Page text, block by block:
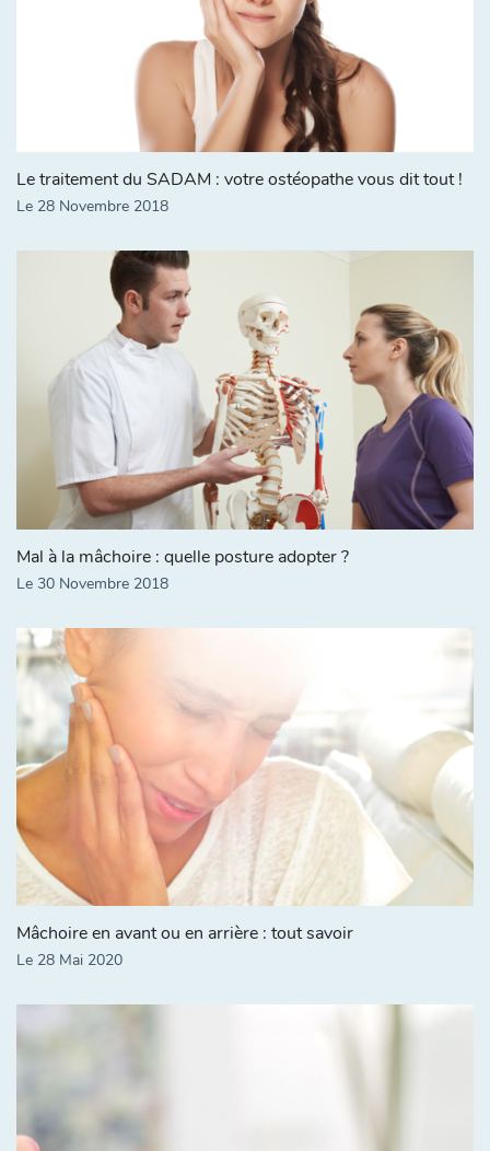
Le traitement du SADAM : votre ostéopathe vous dit tout !
Le 28 Novembre 2018
Mal à la mâchoire : quelle posture adopter ?
Le 30 Novembre 2018
Mâchoire en avant ou en arrière : tout savoir
Le 28 Mai 2020